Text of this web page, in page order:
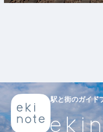
駅と街のガイド